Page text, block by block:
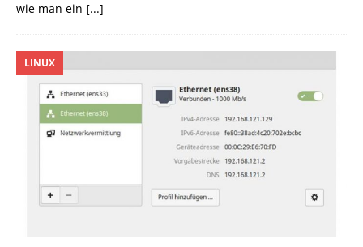
wie man ein [...]
LINUX